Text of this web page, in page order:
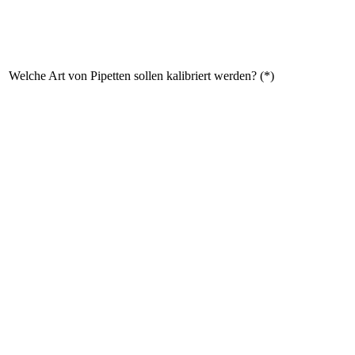
Welche Art von Pipetten sollen kalibriert werden? (*)